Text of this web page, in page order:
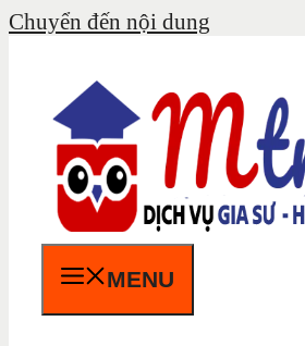
Chuyển đến nội dung
MENU